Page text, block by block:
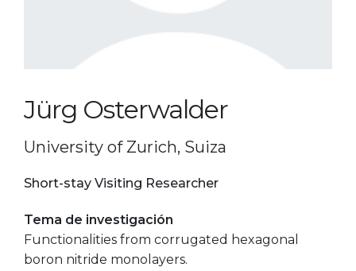
Jürg Osterwalder
University of Zurich, Suiza
Short-stay Visiting Researcher
Tema de investigación
Functionalities from corrugated hexagonal
boron nitride monolayers.